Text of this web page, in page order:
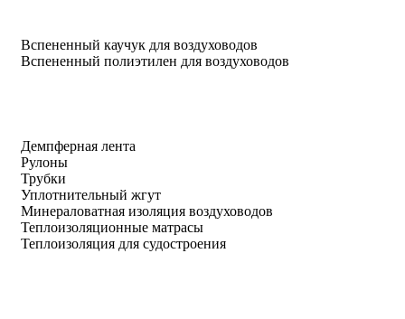
Вспененный каучук для воздуховодов
Вспененный полиэтилен для воздуховодов
Демпферная лента
Рулоны
Трубки
Уплотнительный жгут
Минераловатная изоляция воздуховодов
Теплоизоляционные матрасы
Теплоизоляция для судостроения